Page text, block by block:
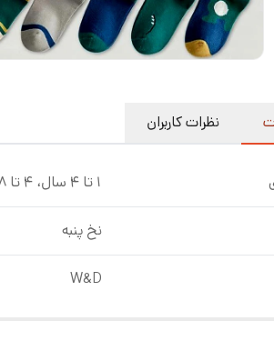
نظرات کاربران
1 تا 4 سال، 4 تا 8 سال
نخ پنبه
W&D